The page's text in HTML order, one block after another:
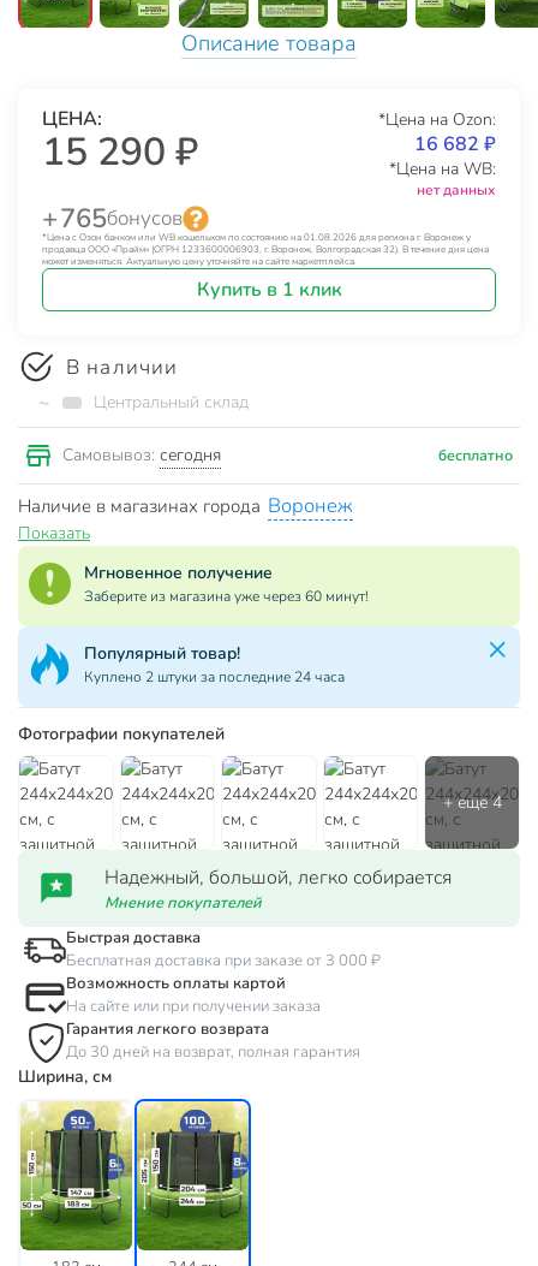
Описание товара
ЦЕНА:
15 290 ₽
*Цена на Ozon:
16 682 ₽
*Цена на WB:
нет данных
+ 765бонусов
*Цена с Озон банком или WB кошельком по состоянию на 01.08.2026 для региона г. Воронеж у
продавца ООО «Прайм» (ОГРН 1233600006903, г. Воронеж, Волгоградская 32). В течение дня цена
может изменяться. Актуальную цену уточняйте на сайте маркетплейса.
Купить в 1 клик
В наличии
~ Центральный склад
Самовывоз: сегодня бесплатно
Наличие в магазинах города Воронеж
Показать
Мгновенное получение
Заберите из магазина уже через 60 минут!
Популярный товар!
Куплено 2 штуки за последние 24 часа
Фотографии покупателей
Надежный, большой, легко собирается
Мнение покупателей
Быстрая доставка
Бесплатная доставка при заказе от 3 000 ₽
Возможность оплаты картой
На сайте или при получении заказа
Гарантия легкого возврата
До 30 дней на возврат, полная гарантия
Ширина, см